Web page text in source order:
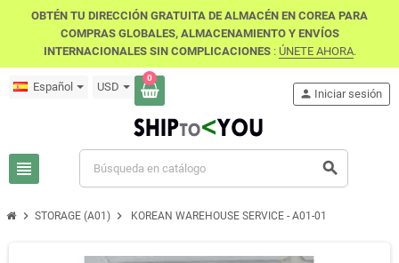
OBTÉN TU DIRECCIÓN GRATUITA DE ALMACÉN EN COREA PARA
COMPRAS GLOBALES, ALMACENAMIENTO Y ENVÍOS
INTERNACIONALES SIN COMPLICACIONES: ÚNETE AHORA.
Español USD
0
view_headline search
person Iniciar sesión
chevron_right STORAGE (A01) chevron_right KOREAN WAREHOUSE SERVICE - A01-01